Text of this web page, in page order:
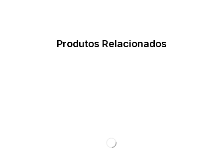
Produtos Relacionados